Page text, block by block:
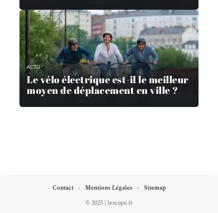
ACTU
Le vélo électrique est-il le meilleur
moyen de déplacement en ville ?
© 2025 | lescope.fr
Contact Mentions Légales Sitemap